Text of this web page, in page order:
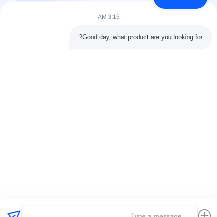
وخطوط الأنابيب، وخطوط...
الصفحة الرئيسية
منتجات
3:15 AM
Good day, what product are you looking for?